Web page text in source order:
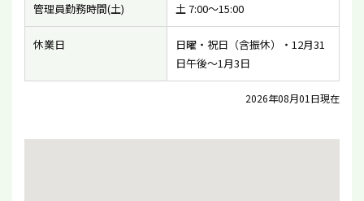
管理員勤務時間(土) 土 7:00〜15:00
休業日
日曜・祝日（含振休）・12月31
日午後〜1月3日
2026年08月01日現在